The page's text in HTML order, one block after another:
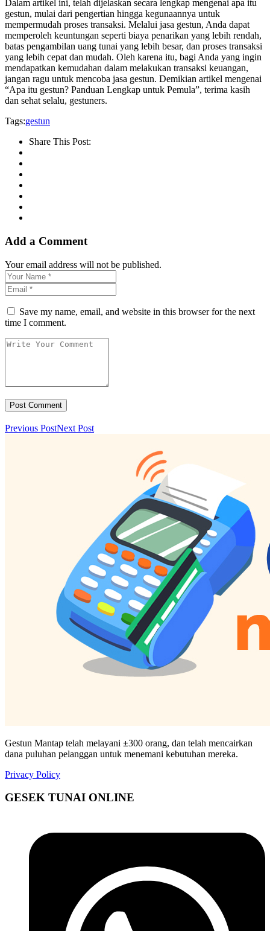
Dalam artikel ini, telah dijelaskan secara lengkap mengenai apa itu
gestun, mulai dari pengertian hingga kegunaannya untuk
mempermudah proses transaksi. Melalui jasa gestun, Anda dapat
memperoleh keuntungan seperti biaya penarikan yang lebih rendah,
batas pengambilan uang tunai yang lebih besar, dan proses transaksi
yang lebih cepat dan mudah. Oleh karena itu, bagi Anda yang ingin
mendapatkan kemudahan dalam melakukan transaksi keuangan,
jangan ragu untuk mencoba jasa gestun. Demikian artikel mengenai
“Apa itu gestun? Panduan Lengkap untuk Pemula”, terima kasih
dan sehat selalu, gestuners.
Tags:gestun
Share This Post:
Add a Comment
Your email address will not be published.
Save my name, email, and website in this browser for the next
time I comment.
Previous PostNext Post
Gestun Mantap telah melayani ±300 orang, dan telah mencairkan
dana puluhan pelanggan untuk menemani kebutuhan mereka.
Privacy Policy
GESEK TUNAI ONLINE